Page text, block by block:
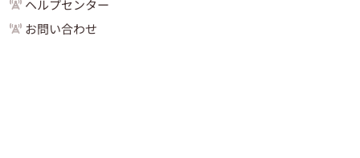
ヘルプセンター
お問い合わせ